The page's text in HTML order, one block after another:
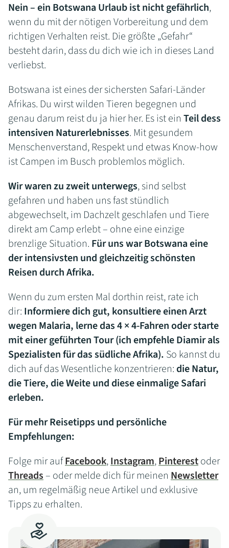
Nein – ein Botswana Urlaub ist nicht gefährlich,
wenn du mit der nötigen Vorbereitung und dem
richtigen Verhalten reist. Die größte „Gefahr“
besteht darin, dass du dich wie ich in dieses Land
verliebst.
Botswana ist eines der sichersten Safari-Länder
Afrikas. Du wirst wilden Tieren begegnen und
genau darum reist du ja hier her. Es ist ein Teil dess
intensiven Naturerlebnisses. Mit gesundem
Menschenverstand, Respekt und etwas Know-how
ist Campen im Busch problemlos möglich.
Wir waren zu zweit unterwegs, sind selbst
gefahren und haben uns fast stündlich
abgewechselt, im Dachzelt geschlafen und Tiere
direkt am Camp erlebt – ohne eine einzige
brenzlige Situation. Für uns war Botswana eine
der intensivsten und gleichzeitig schönsten
Reisen durch Afrika.
Wenn du zum ersten Mal dorthin reist, rate ich
dir: Informiere dich gut, konsultiere einen Arzt
wegen Malaria, lerne das 4 × 4-Fahren oder starte
mit einer geführten Tour (ich empfehle Diamir als
Spezialisten für das südliche Afrika). So kannst du
dich auf das Wesentliche konzentrieren:die Natur,
die Tiere, die Weite und diese einmalige Safari
erleben.
Für mehr Reisetipps und persönliche
Empfehlungen:
Folge mir aufFacebook,Instagram,Pinterestoder
Threads– oder melde dich für meinen Newsletter
an, um regelmäßig neue Artikel und exklusive
Tipps zu erhalten.